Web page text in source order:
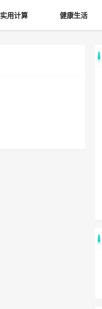
实用计算 健康生活